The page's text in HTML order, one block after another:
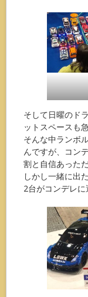
そして日曜のド
ットスペースも
そんな中ランボ
んですが、コン
割と自信あった
しかし一緒に出
2台がコンデレ